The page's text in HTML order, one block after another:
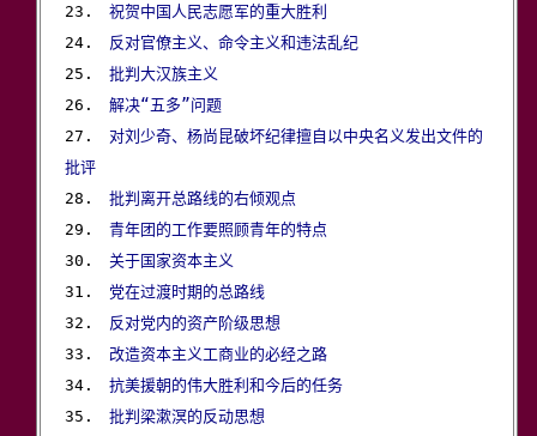
23. 祝贺中国人民志愿军的重大胜利
24. 反对官僚主义、命令主义和违法乱纪
25. 批判大汉族主义
26. 解决“五多”问题
27. 对刘少奇、杨尚昆破坏纪律擅自以中央名义发出文件的
批评
28. 批判离开总路线的右倾观点
29. 青年团的工作要照顾青年的特点
30. 关于国家资本主义
31. 党在过渡时期的总路线
32. 反对党内的资产阶级思想
33. 改造资本主义工商业的必经之路
34. 抗美援朝的伟大胜利和今后的任务
35. 批判梁漱溟的反动思想